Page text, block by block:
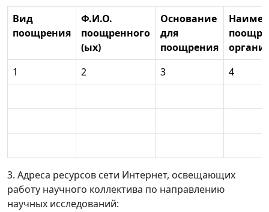
Вид
поощрения
Ф.И.О.
поощренного
(ых)
Основание
для
поощрения
1
2 3 4
3. Адреса ресурсов сети Интернет, освещающих
работу научного коллектива по направлению
научных исследований: